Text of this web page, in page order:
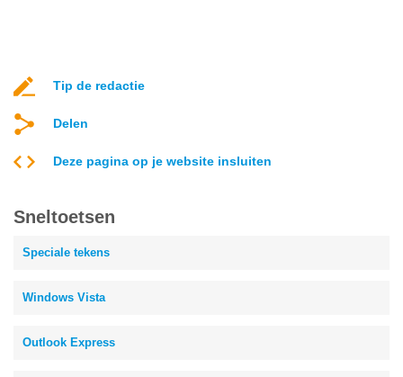
Tip de redactie
Delen
Deze pagina op je website insluiten
Sneltoetsen
Speciale tekens
Windows Vista
Outlook Express